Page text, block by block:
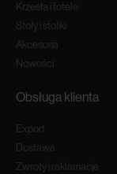
Krzesła i fotele
Stoły i stoliki
Akcesoria
Nowości
Obsługa klienta
Export
Dostawa
Zwroty i reklamacje